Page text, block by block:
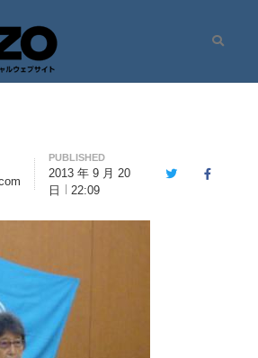
山憲三 Official Site
PUBLISHED
2013 年 9 月 20
日
22:09
TwitterFacebook